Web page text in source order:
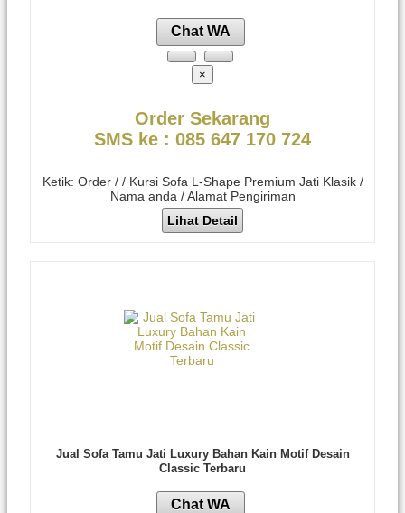
Chat WA
×
Order Sekarang
SMS ke : 085 647 170 724
Ketik: Order / / Kursi Sofa L-Shape Premium Jati Klasik /
Nama anda / Alamat Pengiriman
Lihat Detail
Jual Sofa Tamu Jati Luxury Bahan Kain Motif Desain
Classic Terbaru
Chat WA